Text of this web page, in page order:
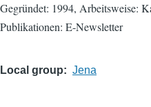
Gegründet: 1994, Arbeitsweise:
Publikationen: E-Newsletter
Local group Jena